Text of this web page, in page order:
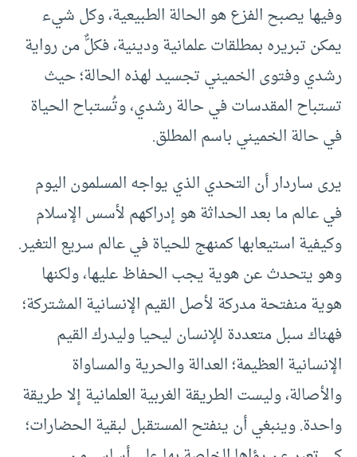
وفيها يصبح الفزع هو الحالة الطبيعية، وكل شيء
يمكن تبريره بمطلقات علمانية ودينية، فكلٌّ من رواية
رشدي وفتوى الخميني تجسيد لهذه الحالة؛ حيث
تستباح المقدسات في حالة رشدي، وتُستباح الحياة
في حالة الخميني باسم المطلق.
يرى ساردار أن التحدي الذي يواجه المسلمون اليوم
في عالم ما بعد الحداثة هو إدراكهم لأسس الإسلام
وكيفية استيعابها كمنهج للحياة في عالم سريع التغير.
وهو يتحدث عن هوية يجب الحفاظ عليها، ولكنها
هوية منفتحة مدركة لأصل القيم الإنسانية المشتركة؛
فهناك سبل متعددة للإنسان ليحيا وليدرك القيم
الإنسانية العظيمة؛ العدالة والحرية والمساواة
والأصالة، وليست الطريقة الغربية العلمانية إلا طريقة
واحدة. وينبغي أن ينفتح المستقبل لبقية الحضارات؛